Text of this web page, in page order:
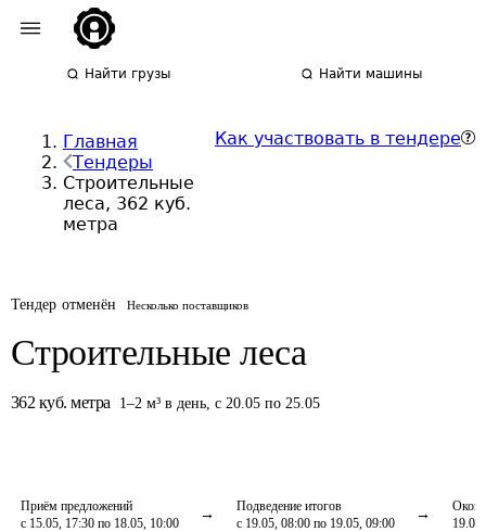
Найти грузы Найти машины
Главная
Тендеры
Строительные
леса, 362 куб.
метра
Как участвовать в тендере
Тендер отменён Несколько поставщиков
Строительные леса
362 куб. метра 1–2 м³ в день, с 20.05 по 25.05
Приём предложений
с 15.05, 17:30 по 18.05, 10:00
Подведение итогов
с 19.05, 08:00 по 19.05, 09:00